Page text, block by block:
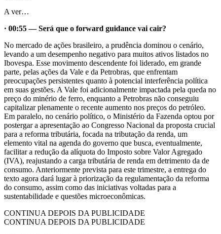
A ver…
· 00:55 — Será que o forward guidance vai cair?
No mercado de ações brasileiro, a prudência dominou o cenário,
levando a um desempenho negativo para muitos ativos listados no
Ibovespa. Esse movimento descendente foi liderado, em grande
parte, pelas ações da Vale e da Petrobras, que enfrentam
preocupações persistentes quanto à potencial interferência política
em suas gestões. A Vale foi adicionalmente impactada pela queda no
preço do minério de ferro, enquanto a Petrobras não conseguiu
capitalizar plenamente o recente aumento nos preços do petróleo.
Em paralelo, no cenário político, o Ministério da Fazenda optou por
postergar a apresentação ao Congresso Nacional da proposta crucial
para a reforma tributária, focada na tributação da renda, um
elemento vital na agenda do governo que busca, eventualmente,
facilitar a redução da alíquota do Imposto sobre Valor Agregado
(IVA), reajustando a carga tributária de renda em detrimento da de
consumo. Anteriormente prevista para este trimestre, a entrega do
texto agora dará lugar à priorização da regulamentação da reforma
do consumo, assim como das iniciativas voltadas para a
sustentabilidade e questões microeconômicas.
CONTINUA DEPOIS DA PUBLICIDADE
CONTINUA DEPOIS DA PUBLICIDADE